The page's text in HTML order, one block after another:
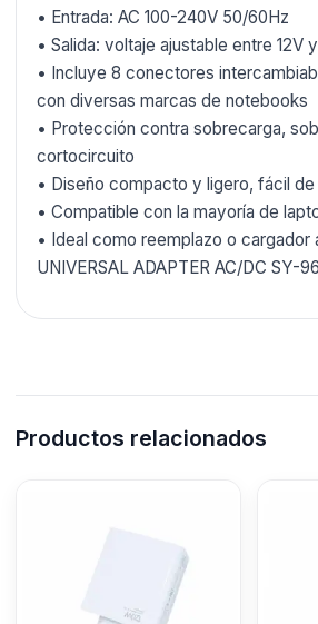
• Entrada: AC 100-240V 50/60Hz
• Salida: voltaje ajustable entre 12V
• Incluye 8 conectores
con diversas marcas de notebooks
• Protección contra sobrecarga,
cortocircuito
• Diseño compacto y ligero, fácil
• Compatible con la mayoría de
• Ideal como reemplazo o cargador
UNIVERSAL ADAPTER AC/DC SY-
Productos relacionados